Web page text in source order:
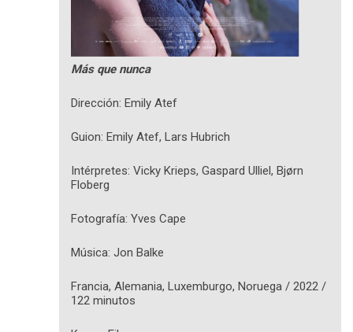
Más que nunca
Dirección: Emily Atef
Guion: Emily Atef, Lars Hubrich
Intérpretes: Vicky Krieps, Gaspard Ulliel, Bjørn
Floberg
Fotografía: Yves Cape
Música: Jon Balke
Francia, Alemania, Luxemburgo, Noruega / 2022 /
122 minutos